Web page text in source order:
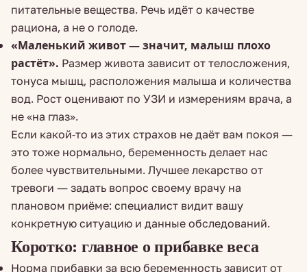
питательные вещества. Речь идёт о качестве
рациона, а не о голоде.
«Маленький живот — значит, малыш плохо
растёт». Размер живота зависит от телосложения,
тонуса мышц, расположения малыша и количества
вод. Рост оценивают по УЗИ и измерениям врача, а
не «на глаз».
Если какой-то из этих страхов не даёт вам покоя —
это тоже нормально, беременность делает нас
более чувствительными. Лучшее лекарство от
тревоги — задать вопрос своему врачу на
плановом приёме: специалист видит вашу
конкретную ситуацию и данные обследований.
Коротко: главное о прибавке веса
Норма прибавки за всю беременность зависит от